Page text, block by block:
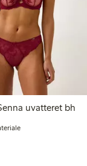
ella m – Senna uvatteret bh